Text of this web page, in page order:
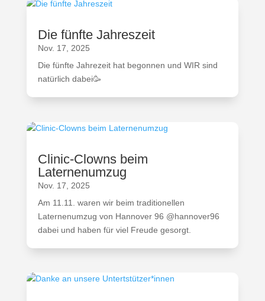
Die fünfte Jahreszeit
Nov. 17, 2025
Die fünfte Jahrezeit hat begonnen und WIR sind
natürlich dabei🥳
Clinic-Clowns beim
Laternenumzug
Nov. 17, 2025
Am 11.11. waren wir beim traditionellen
Laternenumzug von Hannover 96 @hannover96
dabei und haben für viel Freude gesorgt.